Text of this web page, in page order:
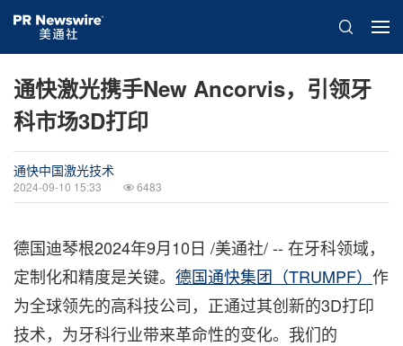
通快激光携手New Ancorvis，引领牙
科市场3D打印
通快中国激光技术
2024-09-10 15:33 6483
德国迪琴根2024年9月10日 /美通社/ -- 在牙科领域，
定制化和精度是关键。 德国通快集团（TRUMPF） 作
为全球领先的高科技公司，正通过其创新的3D打印
技术，为牙科行业带来革命性的变化。我们的